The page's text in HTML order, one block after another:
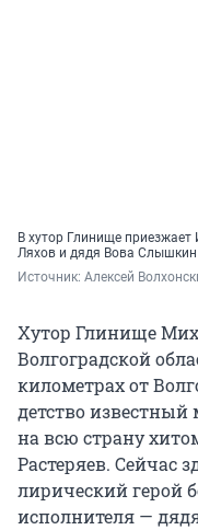
В хутор Глинище
Ляхов и дядя Вова Слышкин
Источник: Алексей
Хутор Глинище
Волгоградской
километрах от
детство
на всю страну
Растеряев. Сейчас
лирический герой
исполнителя —